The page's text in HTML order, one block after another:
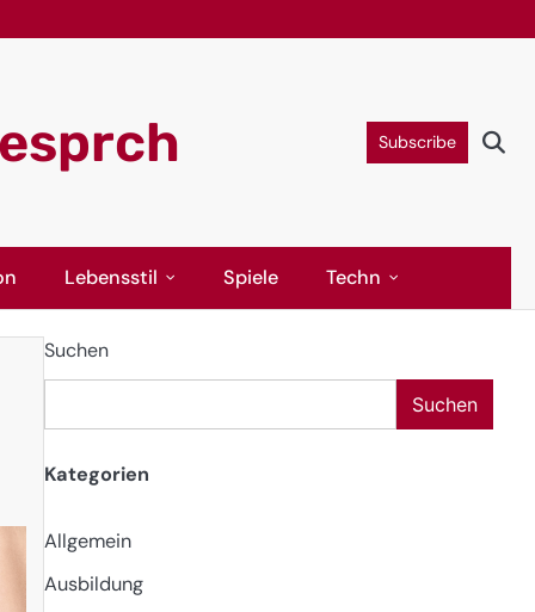
Subscribe
Lebensstil Spiele Techn
Suchen
Suchen
Kategorien
Allgemein
Ausbildung